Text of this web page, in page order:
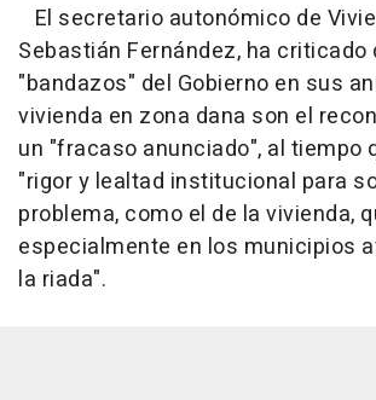
El secretario autonómico de
Sebastián Fernández, ha criticado
"bandazos" del Gobierno en sus
vivienda en zona dana son el
un "fracaso anunciado", al tiempo
"rigor y lealtad institucional para
problema, como el de la vivienda,
especialmente en los municipios
la riada".